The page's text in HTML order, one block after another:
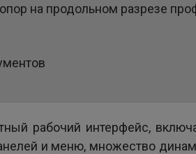
на продольном разрезе
рабочий интерфейс,
и меню, множество